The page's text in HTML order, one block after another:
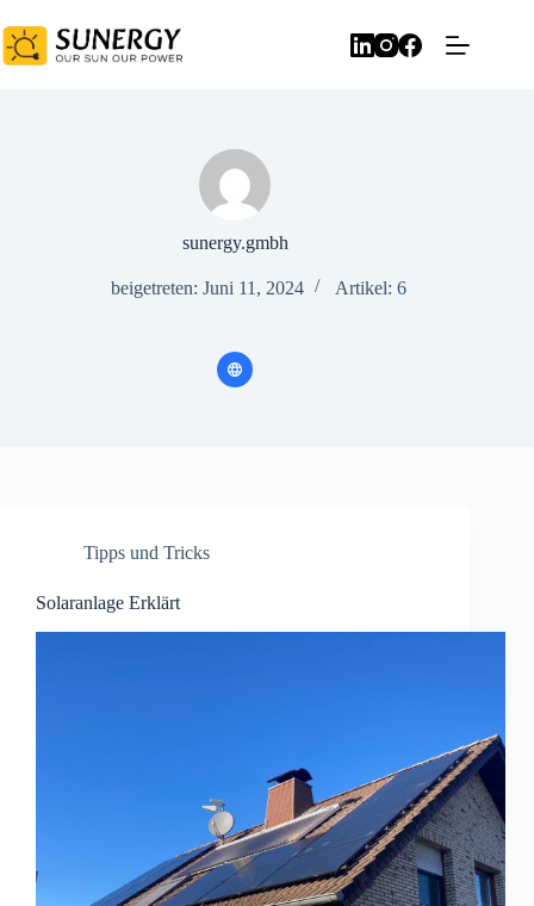
sunergy.gmbh
beigetreten: Juni 11, 2024 Artikel: 6
Tipps und Tricks
Solaranlage Erklärt